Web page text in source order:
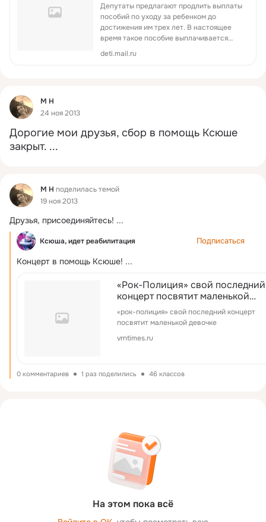
Депутаты предлагают продлить выплаты
пособий по уходу за ребенком до
достижения им трех лет. В настоящее
время такое пособие выплачивается
только на детей до полутора лет.
deti.mail.ru
Фид
М Н
24 ноя 2013
Дорогие мои друзья, сбор в помощь Ксюше
закрыт. ...
Фид М Н поделилась темой
19 ноя 2013
Друзья, присоединяйтесь! ...
Ксюша, идет реабилитация Подписаться
Концерт в помощь Ксюше! ...
«Рок-Полиция» свой последний
концерт посвятит маленькой
девочке
«рок-полиция» свой последний концерт
посвятит маленькой девочке
vrntimes.ru
0 комментариев 1 раз поделились 46 классов
На этом пока всё